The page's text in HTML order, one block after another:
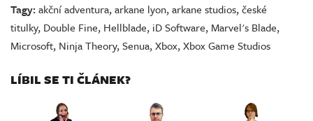
Tagy:akční adventura,arkane lyon,arkane studios,české
titulky, Double Fine, Hellblade, iD Software, Marvel's Blade,
Microsoft, Ninja Theory,Senua,Xbox,Xbox Game Studios
LÍBIL SE TI ČLÁNEK?